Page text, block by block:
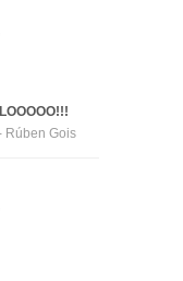
Rúben Gois